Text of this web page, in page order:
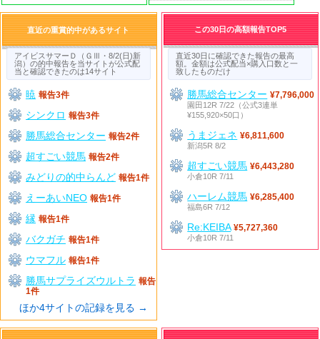
直近の重賞的中があるサイト
アイビスサマーＤ（ＧⅢ・8/2(日)新
潟）の的中報告を当サイトが公式配
当と確認できたのは14サイト
暁 報告3件
シンクロ 報告3件
勝馬総合センター 報告2件
超すごい競馬 報告2件
みどりの的中らんど 報告1件
えーあいNEO 報告1件
縁 報告1件
バクガチ 報告1件
ウマフル 報告1件
勝馬サプライズウルトラ 報告
1件
ほか4サイトの記録を見る →
この30日の高額報告TOP5
直近30日に確認できた報告の最高
額。金額は公式配当×購入口数と一
致したものだけ
勝馬総合センター ¥7,796,000
園田12R 7/22（公式3連単
¥155,920×50口）
うまジェネ ¥6,811,600
新潟5R 8/2
超すごい競馬 ¥6,443,280
小倉10R 7/11
ハーレム競馬 ¥6,285,400
福島6R 7/12
Re:KEIBA ¥5,727,360
小倉10R 7/11